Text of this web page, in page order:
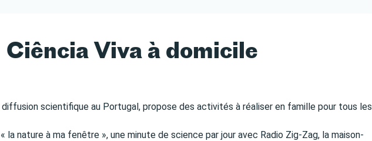
Ciência Viva à domicile
diffusion scientifique au Portugal, propose des activités à réaliser en famille pour tous les
la nature à ma fenêtre », une minute de science par jour avec Radio Zig-Zag, la maison-